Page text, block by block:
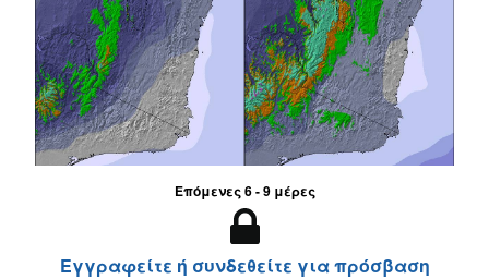
Επόμενες 6 - 9 μέρες
Εγγραφείτε ή συνδεθείτε για πρόσβαση